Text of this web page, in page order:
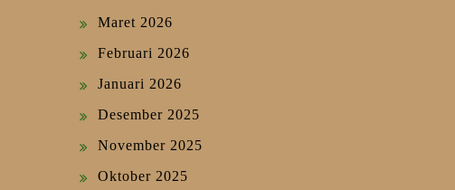
Maret 2026
Februari 2026
Januari 2026
Desember 2025
November 2025
Oktober 2025